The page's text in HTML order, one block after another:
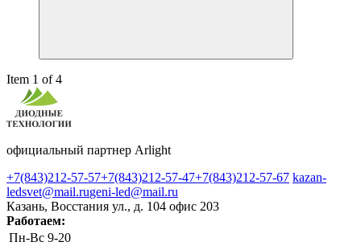
Item 1 of 4
официальный партнер Arlight
+7(843)212-57-57+7(843)212-57-47+7(843)212-57-67 kazan-
ledsvet@mail.rugeni-led@mail.ru
Казань, Восстания ул., д. 104 офис 203
Работаем:
Пн-Вс 9-20